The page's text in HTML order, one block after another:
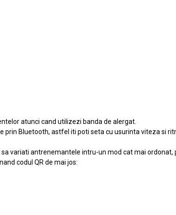
atunci cand utilizezi banda de alergat.
Bluetooth, astfel iti poti seta cu usurinta viteza si
variati antrenemantele intru-un mod cat mai ordonat,
codul QR de mai jos: